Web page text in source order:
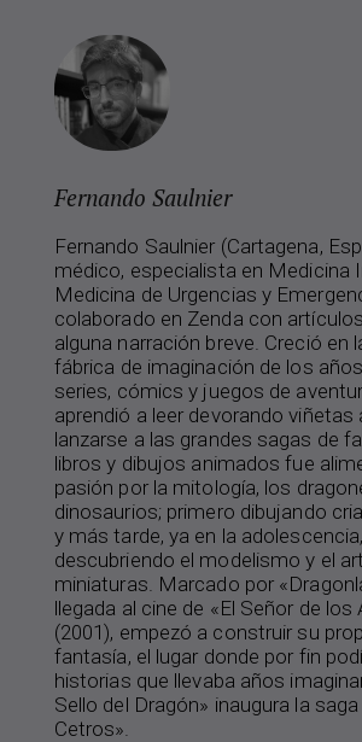
Fernando Saulnier
Fernando Saulnier (Cartagena,
médico, especialista en Medicina
Medicina de Urgencias y
colaborado en Zenda con
alguna narración breve. Creció en
fábrica de imaginación de los
series, cómics y juegos de
aprendió a leer devorando viñetas
lanzarse a las grandes sagas de
libros y dibujos animados fue
pasión por la mitología, los
dinosaurios; primero dibujando
y más tarde, ya en la adolescencia,
descubriendo el modelismo y el
miniaturas. Marcado por
llegada al cine de «El Señor de los
(2001), empezó a construir su
fantasía, el lugar donde por fin
historias que llevaba años
Sello del Dragón» inaugura la
Cetros».